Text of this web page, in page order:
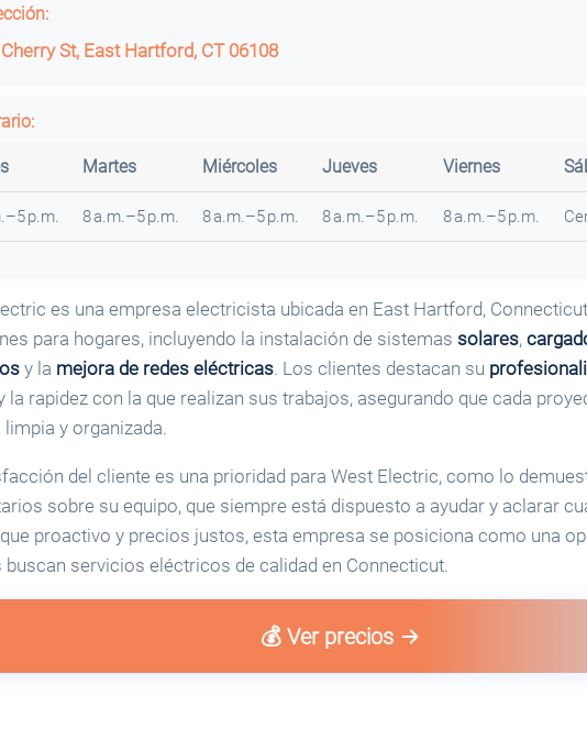
St, East Hartford, CT 06108
Martes Miércoles Jueves Viernes
p.m. 8 a.m.–5 p.m. 8 a.m.–5 p.m. 8 a.m.–5 p.m. 8 a.m.–5 p.m.
es una empresa electricista ubicada en East Hartford,
para hogares, incluyendo la instalación de sistemas solares,
y la mejora de redes eléctricas. Los clientes destacan su
la rapidez con la que realizan sus trabajos, asegurando que cada
limpia y organizada.
del cliente es una prioridad para West Electric, como lo
sobre su equipo, que siempre está dispuesto a ayudar y aclarar
proactivo y precios justos, esta empresa se posiciona como una
buscan servicios eléctricos de calidad en Connecticut.
💰 Ver precios